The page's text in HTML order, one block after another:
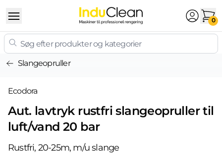
0
Slangeopruller
Ecodora
Aut. lavtryk rustfri slangeopruller til
luft/vand 20 bar
Rustfri, 20-25m, m/u slange